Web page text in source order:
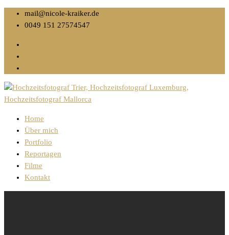
mail@nicole-kraiker.de
0049 151 27574547
Home
Über mich
Portfolio
Reportagen
Filme
Kontakt